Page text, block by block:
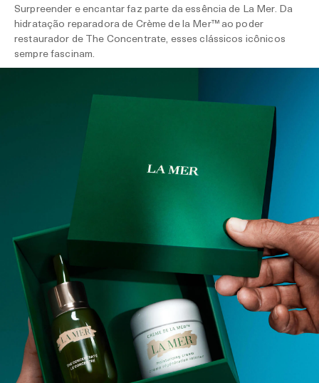
Surpreender e encantar faz parte da essência de La Mer. Da
hidratação reparadora de Crème de la Mer™ ao poder
restaurador de The Concentrate, esses clássicos icônicos
sempre fascinam.